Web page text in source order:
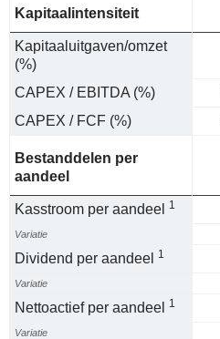
Kapitaalintensiteit
Kapitaaluitgaven/omzet
(%)
CAPEX / EBITDA (%)
CAPEX / FCF (%)
Bestanddelen per
aandeel
Kasstroom per aandeel 1
Variatie
Dividend per aandeel 1
Variatie
Nettoactief per aandeel 1
Variatie